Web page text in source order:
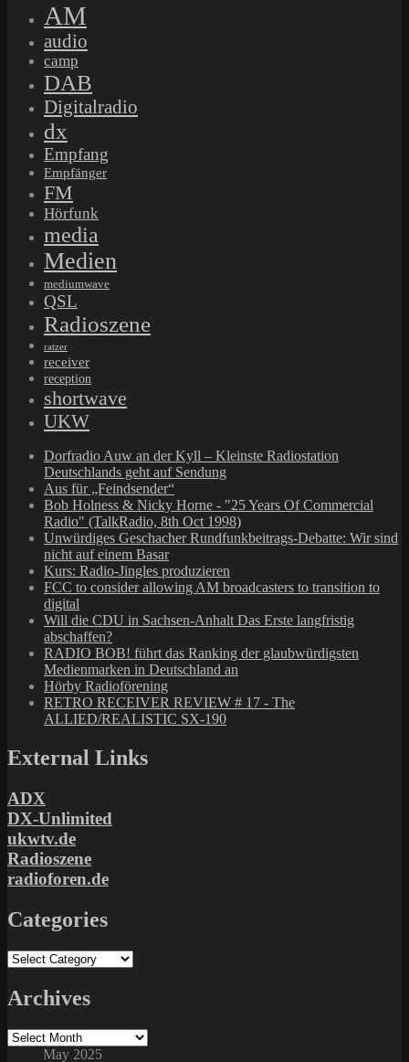
AM
audio
camp
DAB
Digitalradio
dx
Empfang
Empfänger
FM
Hörfunk
media
Medien
mediumwave
QSL
Radioszene
ratzer
receiver
reception
shortwave
UKW
Dorfradio Auw an der Kyll – Kleinste Radiostation
Deutschlands geht auf Sendung
Aus für „Feindsender“
Bob Holness & Nicky Horne - "25 Years Of Commercial
Radio" (TalkRadio, 8th Oct 1998)
Unwürdiges Geschacher Rundfunkbeitrags-Debatte: Wir sind
nicht auf einem Basar
Kurs: Radio-Jingles produzieren
FCC to consider allowing AM broadcasters to transition to
digital
Will die CDU in Sachsen-Anhalt Das Erste langfristig
abschaffen?
RADIO BOB! führt das Ranking der glaubwürdigsten
Medienmarken in Deutschland an
Hörby Radioförening
RETRO RECEIVER REVIEW # 17 - The
ALLIED/REALISTIC SX-190
External Links
ADX
DX-Unlimited
ukwtv.de
Radioszene
radioforen.de
Categories
Categories
Archives
Archives
May 2025